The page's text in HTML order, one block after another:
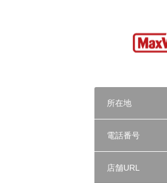
所在地
電話番号
店舗URL